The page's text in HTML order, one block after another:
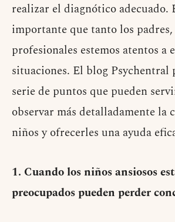
realizar el diagnótico adecuado.
importante que tanto los
profesionales estemos atentos a
situaciones. El blog Psychentral
serie de puntos que pueden
observar más detalladamente la
niños y ofrecerles una ayuda
1. Cuando los niños ansiosos
preocupados pueden perder